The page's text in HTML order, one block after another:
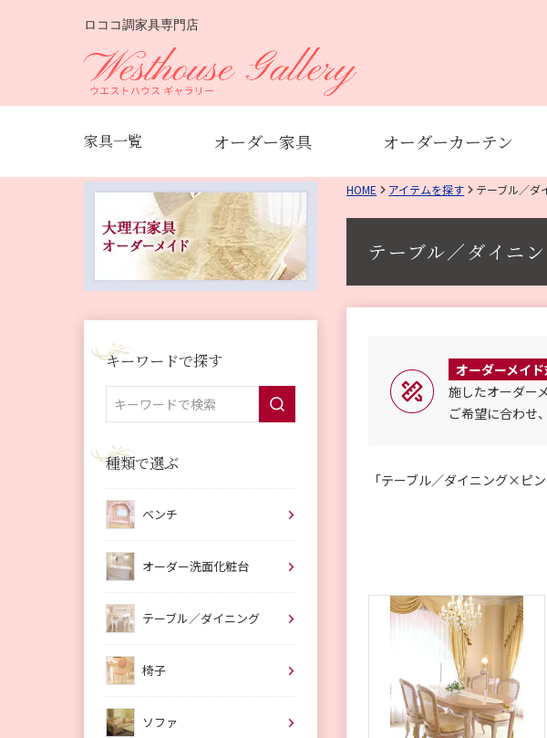
ロココ調家具専門店
家具一覧 オーダー家具 オーダーカーテン
HOME アイテムを探す テーブル／
テーブル／ダイニ
オーダーメイ
施したオーダー
ご希望に合わせ
「テーブル／ダイニング×ピ
キーワードで探す
種類で選ぶ
ベンチ
オーダー洗面化粧台
テーブル／ダイニング
椅子
ソファ